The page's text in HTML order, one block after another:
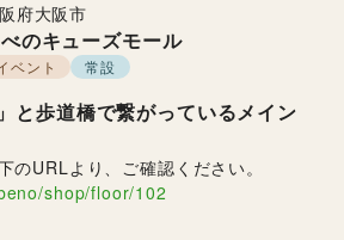
府大阪市
のキューズモール
ベント 常設
と歩道橋で繋がっているメイン
のURLより、ご確認ください。
shop/floor/102